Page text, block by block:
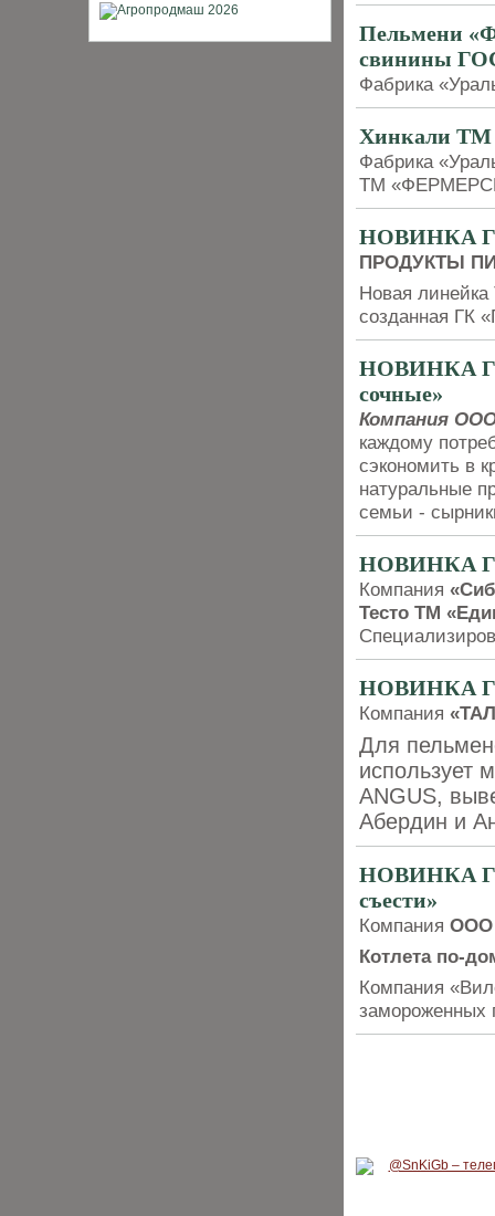
Пельмени
свинины
Фабрика
Хинкали
Фабрика
ТМ
НОВИНКА
ПРОДУКТЫ
Новая
созданная ГК
НОВИНКА
сочные»
Компания
каждому
сэкономить в
натуральные
семьи -
НОВИНКА
Компания
Тесто ТМ
НОВИНКА
Компания
Для
использует
ANGUS,
Абердин и
НОВИНКА
съести»
Компания ООО
Котлета по-
Компания
замороженных